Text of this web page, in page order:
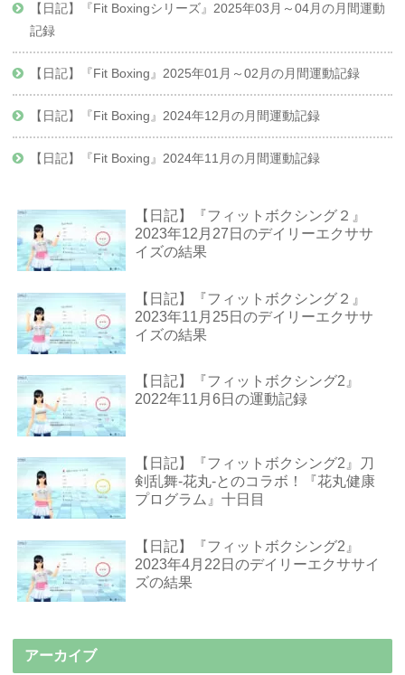
【日記】『Fit Boxingシリーズ』2025年03月～04月の月間運動
記録
【日記】『Fit Boxing』2025年01月～02月の月間運動記録
【日記】『Fit Boxing』2024年12月の月間運動記録
【日記】『Fit Boxing』2024年11月の月間運動記録
【日記】『フィットボクシング２』
2023年12月27日のデイリーエクササ
イズの結果
【日記】『フィットボクシング２』
2023年11月25日のデイリーエクササ
イズの結果
【日記】『フィットボクシング2』
2022年11月6日の運動記録
【日記】『フィットボクシング2』刀
剣乱舞-花丸-とのコラボ！『花丸健康
プログラム』十日目
【日記】『フィットボクシング2』
2023年4月22日のデイリーエクササイ
ズの結果
アーカイブ